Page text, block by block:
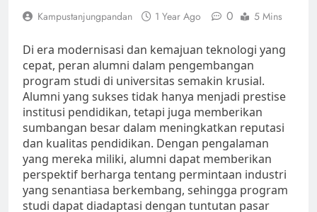
Kampustanjungpandan 1 Year Ago 0 5 Mins
Di era modernisasi dan kemajuan teknologi yang
cepat, peran alumni dalam pengembangan
program studi di universitas semakin krusial.
Alumni yang sukses tidak hanya menjadi prestise
institusi pendidikan, tetapi juga memberikan
sumbangan besar dalam meningkatkan reputasi
dan kualitas pendidikan. Dengan pengalaman
yang mereka miliki, alumni dapat memberikan
perspektif berharga tentang permintaan industri
yang senantiasa berkembang, sehingga program
studi dapat diadaptasi dengan tuntutan pasar